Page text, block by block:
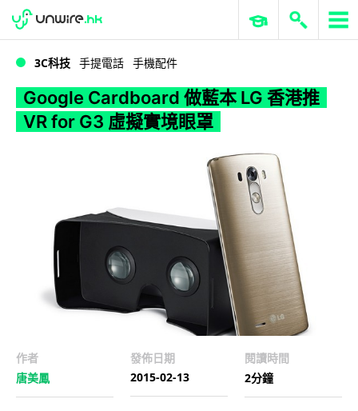
WWDC 2026 ERP 與商業 AI
3C科技 手提電話 手機配件
Google Cardboard 做藍本 LG 香港推
VR for G3 虛擬實境眼罩
作者
唐美鳳
發佈日期
2015-02-13
閱讀時間
2分鐘